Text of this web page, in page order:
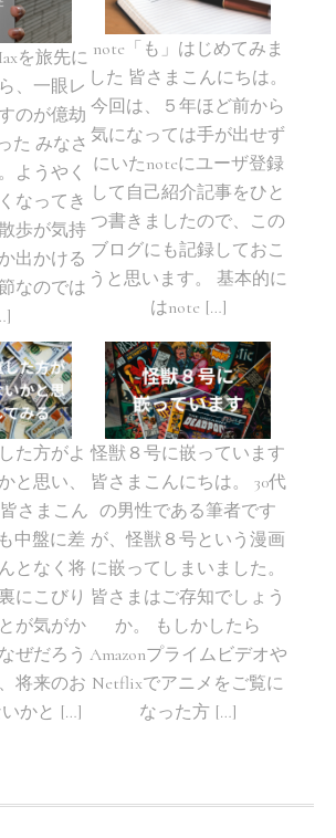
を旅先に
、一眼レ
のが億劫
た みなさ
ようやく
なってき
歩が気持
出かける
なのでは
note「も」はじめてみま
した 皆さまこんにちは。
今回は、５年ほど前から
気になっては手が出せず
にいたnoteにユーザ登録
して自己紹介記事をひと
つ書きましたので、この
ブログにも記録しておこ
うと思います。 基本的に
はnote […]
た方がよ
と思い、
さまこん
中盤に差
となく将
にこびり
が気がか
ぜだろう
将来のお
かと […]
怪獣８号に嵌っています
皆さまこんにちは。 30代
の男性である筆者です
が、怪獣８号という漫画
に嵌ってしまいました。
皆さまはご存知でしょう
か。 もしかしたら
Amazonプライムビデオや
Netflixでアニメをご覧に
なった方 […]